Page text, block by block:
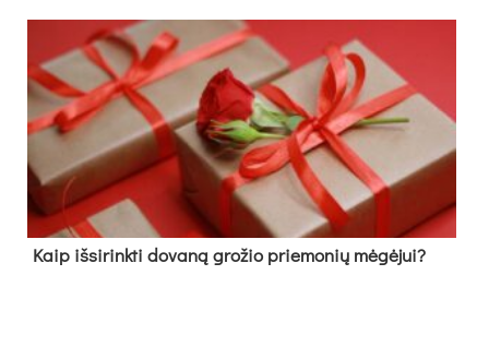
Kaip išsirinkti dovaną grožio priemonių mėgėjui?